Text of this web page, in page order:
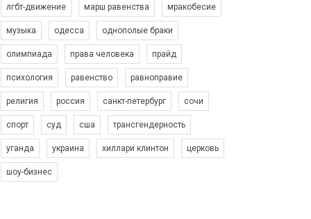
лгбт-движение марш равенства мракобесие
музыка одесса однополые браки
олимпиада права человека прайд
психология равенство равноправие
религия россия санкт-петербург сочи
спорт суд сша трансгендерность
уганда украина хиллари клинтон церковь
шоу-бизнес